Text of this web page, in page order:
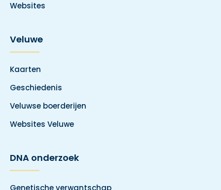
Websites
Veluwe
Kaarten
Geschiedenis
Veluwse boerderijen
Websites Veluwe
DNA onderzoek
Genetische verwantschap